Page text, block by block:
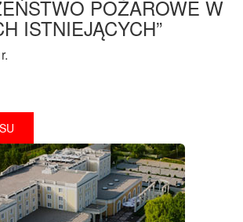
POŻAROWE W
ISTNIEJĄCYCH”